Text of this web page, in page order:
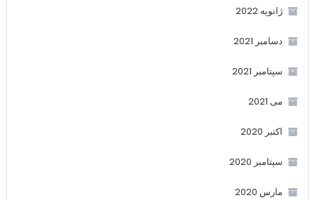
ژانویه 2022
دسامبر 2021
سپتامبر 2021
می 2021
اکتبر 2020
سپتامبر 2020
مارس 2020